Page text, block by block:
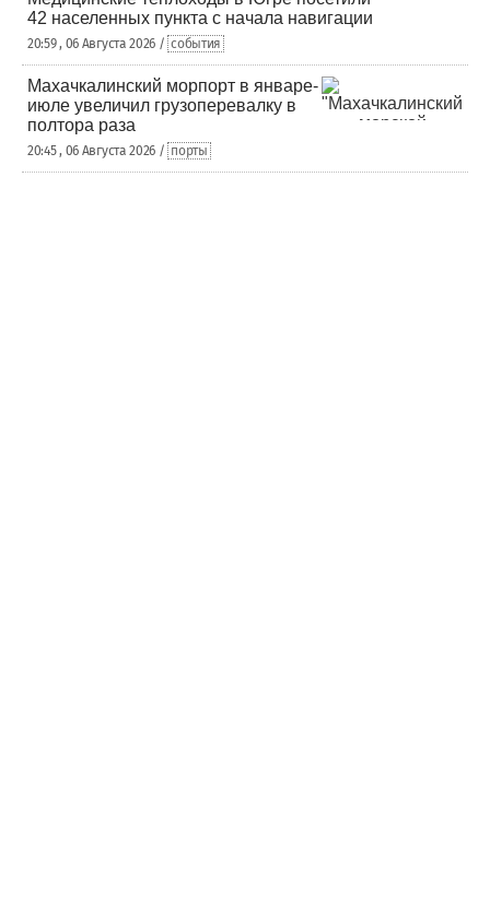
42 населенных пункта с начала навигации
20:59 , 06 Августа 2026 / события
Махачкалинский морпорт в январе-
июле увеличил грузоперевалку в
полтора раза
20:45 , 06 Августа 2026 / порты